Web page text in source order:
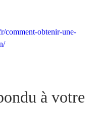
comment-obtenir-une-
à votre